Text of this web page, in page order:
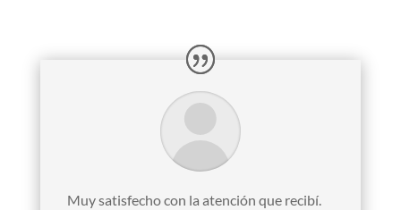
Muy satisfecho con la atención que recibí.